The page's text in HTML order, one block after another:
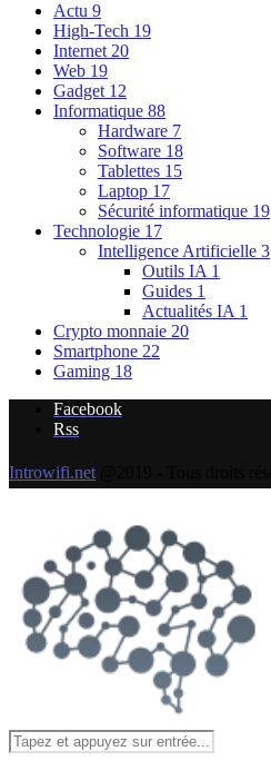
Actu 9
High-Tech 19
Internet 20
Web 19
Gadget 12
Informatique 88
Hardware 7
Software 18
Tablettes 15
Laptop 17
Sécurité informatique 19
Technologie 17
Intelligence Artificielle 3
Outils IA 1
Guides 1
Actualités IA 1
Crypto monnaie 20
Smartphone 22
Gaming 18
Facebook
Rss
Introwifi.net